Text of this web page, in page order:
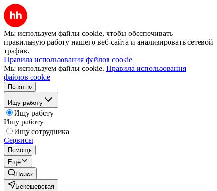
Мы используем файлы cookie, чтобы обеспечивать
правильную работу нашего веб-сайта и анализировать сетевой
трафик.
Правила использования файлов cookie
Мы используем файлы cookie. Правила использования
файлов cookie
Понятно
Ищу работу
Ищу работу
Ищу работу
Ищу сотрудника
Сервисы
Помощь
Ещё
Поиск
Бекешевская